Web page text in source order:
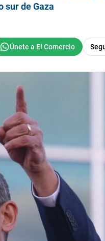
sur de Gaza